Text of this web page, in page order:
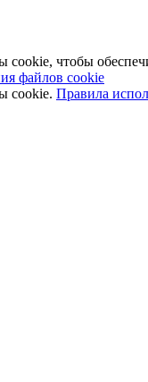
чтобы
файлов cookie
cookie. Правила